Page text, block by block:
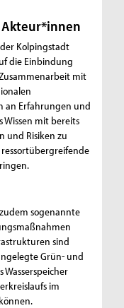
Kolpingstadt
die Einbindung
mit
an Erfahrungen und
Wissen mit bereits
und Risiken zu
sogenannte
sind
Grün- und
Wasserspeicher
im